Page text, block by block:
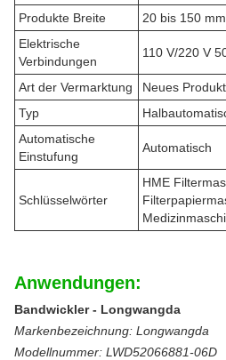
Produkte Breite
20 bis 150 mm
Elektrische
Verbindungen
110 V/220 V
Art der Vermarktung
Neues
Typ
Automatische
Einstufung
Automatisch
Schlüsselwörter
HME
Anwendungen:
Bandwickler - Longwangda
Markenbezeichnung: Longwangda
Modellnummer: LWD52066881-06D